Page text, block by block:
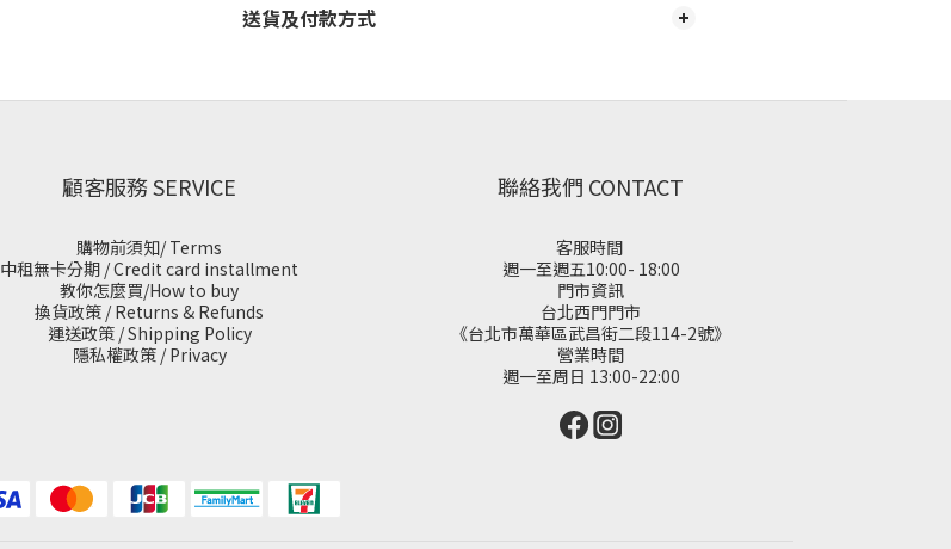
送貨及付款方式
顧客服務 SERVICE
購物前須知/ Terms
中租無卡分期 / Credit card installment
教你怎麼買/How to buy
換貨政策 / Returns & Refunds
運送政策 / Shipping Policy
隱私權政策 / Privacy
聯絡我們 CONTACT
客服時間
週一至週五10:00- 18:00
門市資訊
台北西門門市
《台北市萬華區武昌街二段114-2號》
營業時間
週一至周日 13:00-22:00